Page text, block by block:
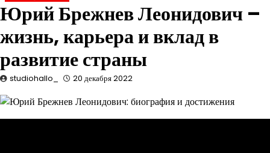
Юрий Брежнев Леонидович –
жизнь, карьера и вклад в
развитие страны
studiohallo_ 20 декабря 2022